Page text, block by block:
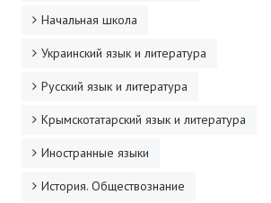
Начальная школа
Украинский язык и литература
Русский язык и литература
Крымскотатарский язык и литература
Иностранные языки
История. Обществознание